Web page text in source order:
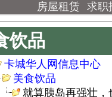
房屋租赁 求职
饮品
卡城华人网信息中心
美食饮品
就算胰岛再强壮